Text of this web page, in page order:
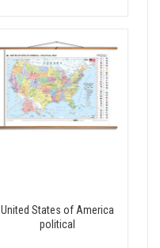
United States of America
political